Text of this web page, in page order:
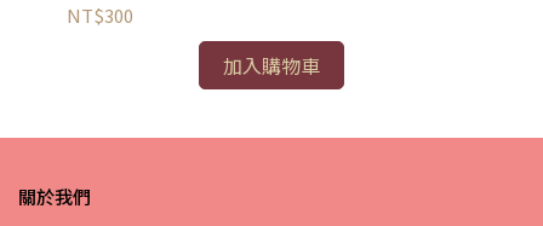
NT$300
加入購物車
關於我們